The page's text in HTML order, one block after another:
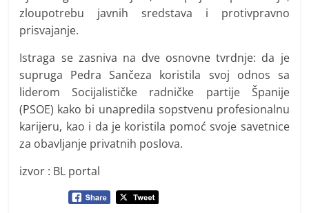
zloupotrebu javnih sredstava i protivpravno
prisvajanje.
Istraga se zasniva na dve osnovne tvrdnje: da je
supruga Pedra Sančeza koristila svoj odnos sa
liderom Socijalističke radničke partije Španije
(PSOE) kako bi unapredila sopstvenu profesionalnu
karijeru, kao i da je koristila pomoć svoje savetnice
za obavljanje privatnih poslova.
izvor : BL portal